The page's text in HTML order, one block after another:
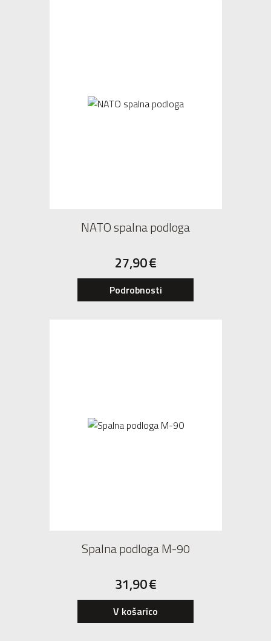
NATO spalna podloga
27,90€
Podrobnosti
Spalna podloga M-90
31,90€
V košarico